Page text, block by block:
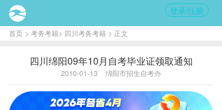
登录/注册
首页> 考务考籍> 四川考务考籍 > 正文
四川绵阳09年10月自考毕业证领取通知
2010-01-13 绵阳市招生自考办